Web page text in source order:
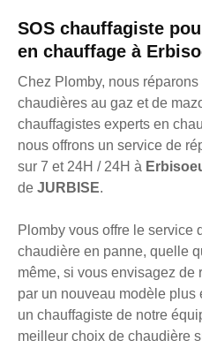
SOS chauffagiste
en chauffage à
Chez Plomby, nous
chaudières au gaz et de
chauffagistes experts en
nous offrons un service de
sur 7 et 24H / 24H à
de JURBISE.
Plomby vous offre le service
chaudière en panne, quelle
même, si vous envisagez de
par un nouveau modèle
un chauffagiste de notre
meilleur choix de chaudière